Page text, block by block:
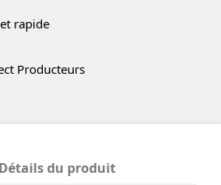
rapide
Producteurs
Détails du produit